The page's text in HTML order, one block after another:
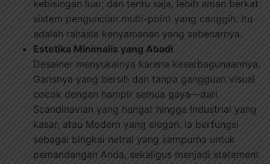
kebisingan luar, dan tentu saja, lebih aman berkat
sistem penguncian multi-point yang canggih. Itu
adalah rahasia kenyamanan yang sebenarnya.
Estetika Minimalis yang Abadi
Desainer menyukainya karena keserbagunaannya.
Garisnya yang bersih dan tanpa gangguan visual
cocok dengan hampir semua gaya—dari
Scandinavian yang hangat hingga Industrial yang
kasar, atau Modern yang elegan. Ia berfungsi
sebagai bingkai netral yang sempurna untuk
pemandangan Anda, sekaligus menjadi statement